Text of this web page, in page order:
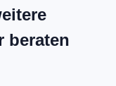
beraten